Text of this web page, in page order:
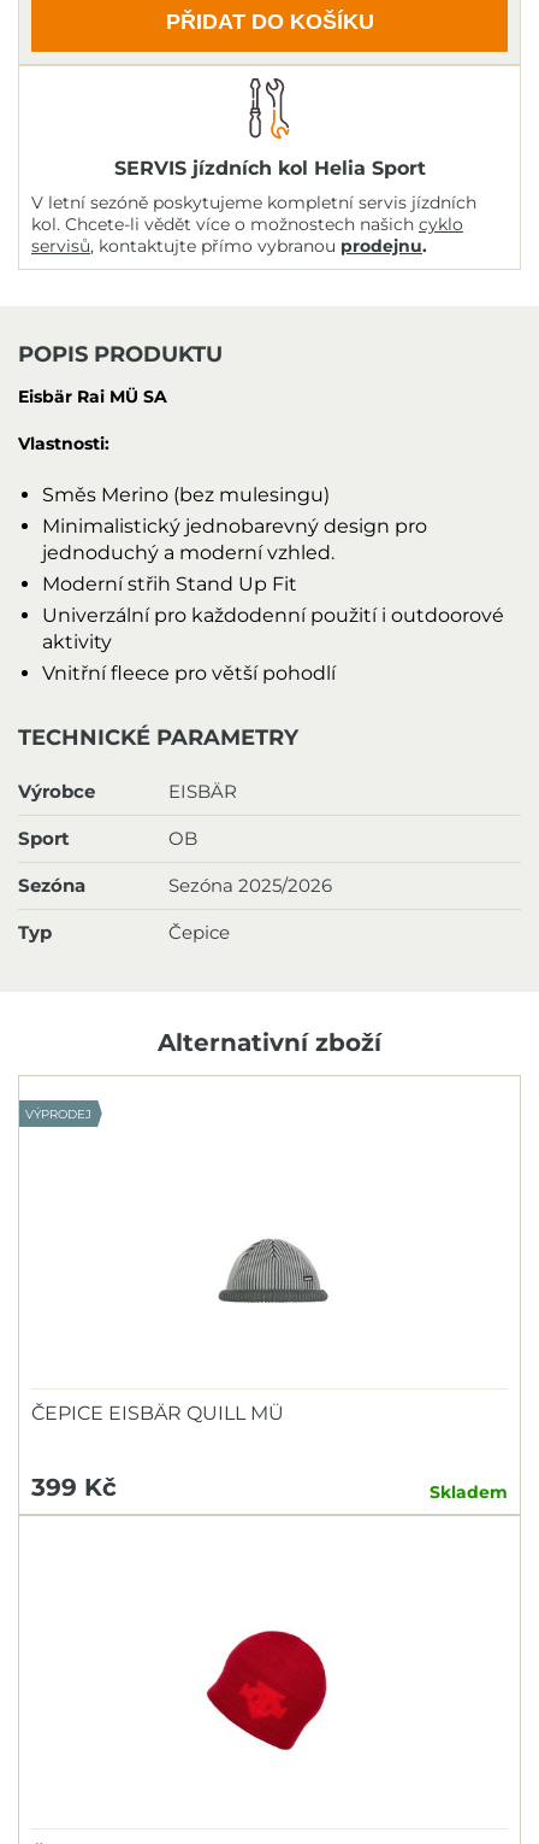
PŘIDAT DO KOŠÍKU
SERVIS jízdních kol Helia Sport
V letní sezóně poskytujeme kompletní servis jízdních
kol. Chcete-li vědět více o možnostech našich cyklo
servisů, kontaktujte přímo vybranou prodejnu.
POPIS PRODUKTU
Eisbär Rai MÜ SA
Vlastnosti:
Směs Merino (bez mulesingu)
Minimalistický jednobarevný design pro
jednoduchý a moderní vzhled.
Moderní střih Stand Up Fit
Univerzální pro každodenní použití i outdoorové
aktivity
Vnitřní fleece pro větší pohodlí
TECHNICKÉ PARAMETRY
Výrobce EISBÄR
Sport OB
Sezóna Sezóna 2025/2026
Typ Čepice
Alternativní zboží
VÝPRODEJ
ČEPICE EISBÄR QUILL MÜ
399 Kč Skladem